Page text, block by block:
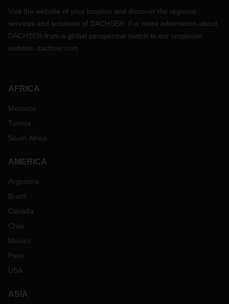
Visit the website of your location and discover the regional
services and solutions of DACHSER. For more information about
DACHSER from a global perspective switch to our corporate
website: dachser.com
AFRICA
Morocco
Tunisia
South Africa
AMERICA
Argentina
Brazil
Canada
Chile
Mexico
Peru
USA
ASIA